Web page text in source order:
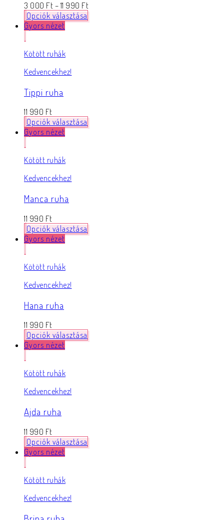
3 000 Ft – 11 990 Ft
Opciók választása
Gyors nézet
Kötött ruhák
Kedvencekhez!
Tippi ruha
11 990 Ft
Opciók választása
Gyors nézet
Kötött ruhák
Kedvencekhez!
Manca ruha
11 990 Ft
Opciók választása
Gyors nézet
Kötött ruhák
Kedvencekhez!
Hana ruha
11 990 Ft
Opciók választása
Gyors nézet
Kötött ruhák
Kedvencekhez!
Ajda ruha
11 990 Ft
Opciók választása
Gyors nézet
Kötött ruhák
Kedvencekhez!